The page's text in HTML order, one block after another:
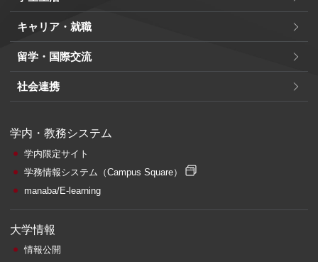
キャリア・就職
留学・国際交流
社会連携
学内・教務システム
学内限定サイト
学務情報システム （Campus Square）
manaba/E-learning
大学情報
情報公開